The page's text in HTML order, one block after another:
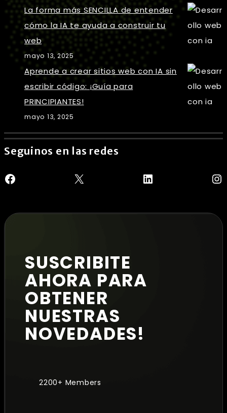
La forma más SENCILLA de entender
cómo la IA te ayuda a construir tu
web
mayo 13, 2025
Aprende a crear sitios web con IA sin
escribir código: ¡Guía para
PRINCIPIANTES!
mayo 13, 2025
Seguinos en las redes
Facebook X LinkedIn
SUSCRIBITE
AHORA PARA
OBTENER
NUESTRAS
NOVEDADES!
2200+ Members